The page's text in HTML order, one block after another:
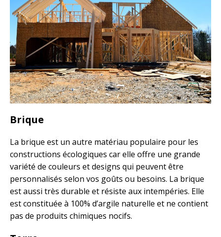
Brique
La brique est un autre matériau populaire pour les
constructions écologiques car elle offre une grande
variété de couleurs et designs qui peuvent être
personnalisés selon vos goûts ou besoins. La brique
est aussi très durable et résiste aux intempéries. Elle
est constituée à 100% d’argile naturelle et ne contient
pas de produits chimiques nocifs.